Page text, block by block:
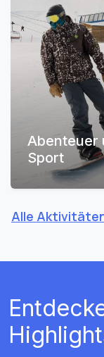
Abenteuer
Sport
Alle